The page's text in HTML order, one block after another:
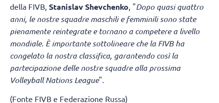
della FIVB, Stanislav Shevchenko , "Dopo quasi quattro
anni, le nostre squadre maschili e femminili sono state
pienamente reintegrate e tornano a competere a livello
mondiale. È importante sottolineare che la FIVB ha
congelato la nostra classifica, garantendo così la
partecipazione delle nostre squadre alla prossima
Volleyball Nations League".
(Fonte FIVB e Federazione Russa)